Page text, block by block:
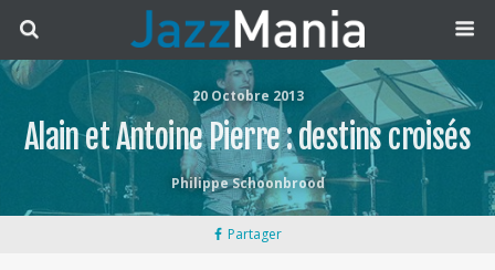
20 Octobre 2013
Alain et Antoine Pierre : destins croisés
Philippe Schoonbrood
Partager